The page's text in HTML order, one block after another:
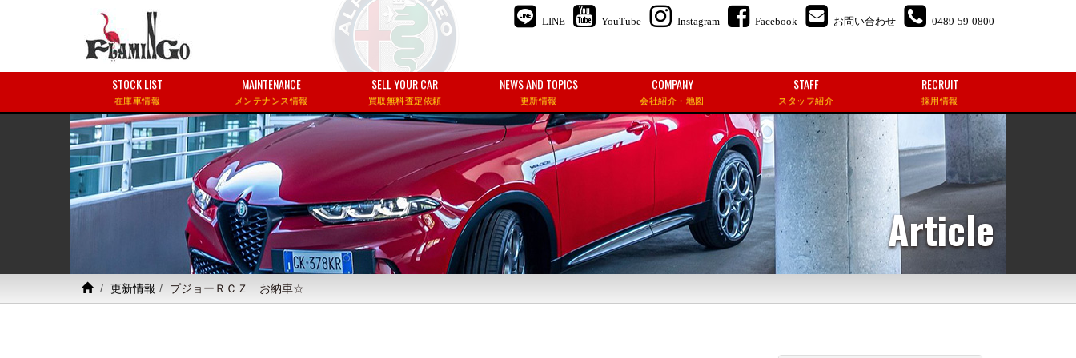
LINE YouTube Instagram Facebook お問い合わせ 0489-59-0800
STOCK LIST
在庫車情報
MAINTENANCE
メンテナンス情報
SELL YOUR CAR
買取無料査定依頼
NEWS AND TOPICS
更新情報
COMPANY
会社紹介・地図
STAFF
スタッフ紹介
RECRUIT
採用情報
Article
更新情報 プジョーＲＣＺ お納車☆